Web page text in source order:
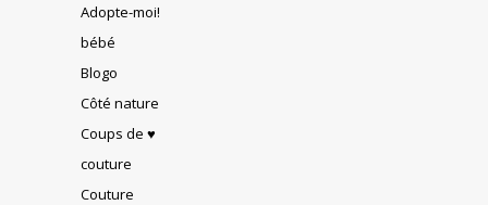
Adopte-moi!
bébé
Blogo
Côté nature
Coups de ♥
couture
Couture